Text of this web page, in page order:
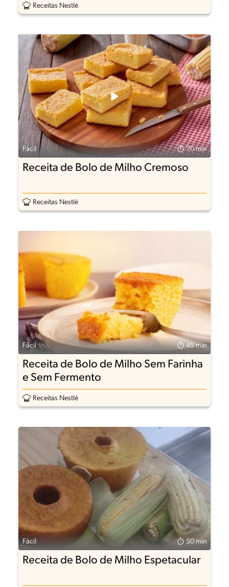
Receitas Nestlé
Fácil 70 min
Receita de Bolo de Milho Cremoso
Receitas Nestlé
Fácil 45 min
Receita de Bolo de Milho Sem Farinha
e Sem Fermento
Receitas Nestlé
Fácil 50 min
Receita de Bolo de Milho Espetacular